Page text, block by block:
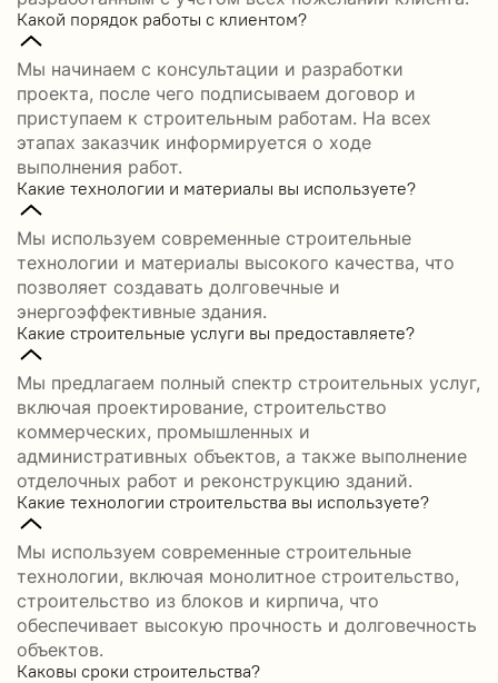
Какой порядок работы с клиентом?
Мы начинаем с консультации и разработки
проекта, после чего подписываем договор и
приступаем к строительным работам. На всех
этапах заказчик информируется о ходе
выполнения работ.
Какие технологии и материалы вы используете?
Мы используем современные строительные
технологии и материалы высокого качества, что
позволяет создавать долговечные и
энергоэффективные здания.
Какие строительные услуги вы предоставляете?
Мы предлагаем полный спектр строительных услуг,
включая проектирование, строительство
коммерческих, промышленных и
административных объектов, а также выполнение
отделочных работ и реконструкцию зданий.
Какие технологии строительства вы используете?
Мы используем современные строительные
технологии, включая монолитное строительство,
строительство из блоков и кирпича, что
обеспечивает высокую прочность и долговечность
объектов.
Каковы сроки строительства?